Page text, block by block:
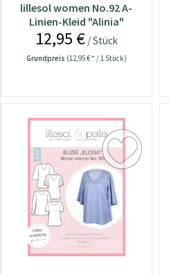
lillesol women No.92 A-
Linien-Kleid "Alinia"
12,95 €/ Stück
Grundpreis (12,95 € * / 1 Stück)